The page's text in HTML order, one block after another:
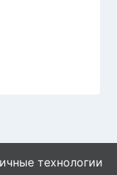
технологии